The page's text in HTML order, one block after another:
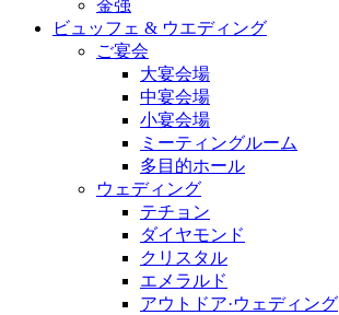
金强
ビュッフェ & ウエディング
ご宴会
大宴会場
中宴会場
小宴会場
ミーティングルーム
多目的ホール
ウェディング
テチョン
ダイヤモンド
クリスタル
エメラルド
アウトドア·ウェディング